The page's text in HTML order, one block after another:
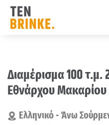
content
Διαμέρισμα 100 τ.μ.
Εθνάρχου Μακαρίου
Ελληνικό - Άνω